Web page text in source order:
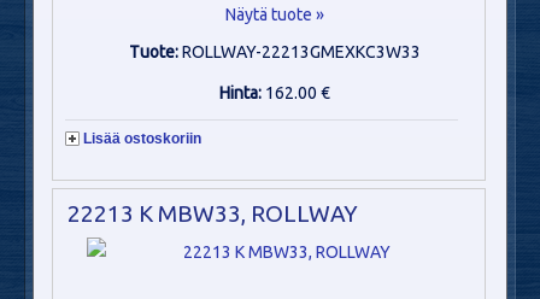
Näytä tuote »
Tuote:ROLLWAY-22213GMEXKC3W33
Hinta: 162.00 €
Lisää ostoskoriin
22213 K MBW33, ROLLWAY